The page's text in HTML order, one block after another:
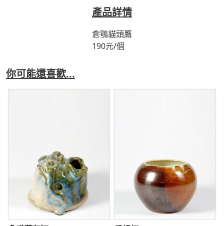
產品詳情
倉鶚貓頭鷹
190元/個
你可能還喜歡...